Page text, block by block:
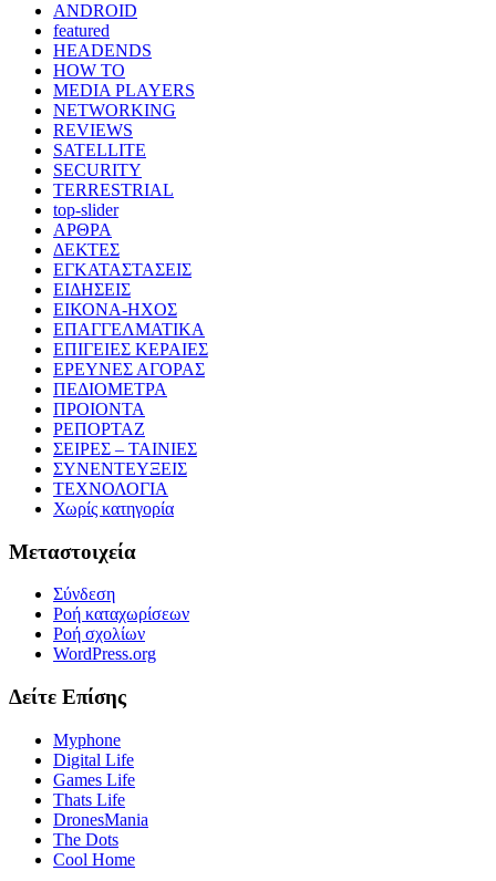
ANDROID
featured
HEADENDS
HOW TO
MEDIA PLAYERS
NETWORKING
REVIEWS
SATELLITE
SECURITY
TERRESTRIAL
top-slider
ΑΡΘΡΑ
ΔΕΚΤΕΣ
ΕΓΚΑΤΑΣΤΑΣΕΙΣ
ΕΙΔΗΣΕΙΣ
ΕΙΚΟΝΑ-ΗΧΟΣ
ΕΠΑΓΓΕΛΜΑΤΙΚΑ
ΕΠΙΓΕΙΕΣ ΚΕΡΑΙΕΣ
ΕΡΕΥΝΕΣ ΑΓΟΡΑΣ
ΠΕΔΙΟΜΕΤΡΑ
ΠΡΟΙΟΝΤΑ
ΡΕΠΟΡΤΑΖ
ΣΕΙΡΕΣ – ΤΑΙΝΙΕΣ
ΣΥΝΕΝΤΕΥΞΕΙΣ
ΤΕΧΝΟΛΟΓΙΑ
Χωρίς κατηγορία
Μεταστοιχεία
Σύνδεση
Ροή καταχωρίσεων
Ροή σχολίων
WordPress.org
Δείτε Επίσης
Myphone
Digital Life
Games Life
Thats Life
DronesMania
The Dots
Cool Home